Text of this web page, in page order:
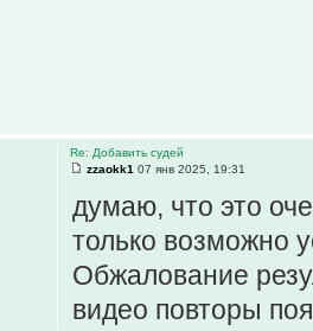
Re: Добавить судей
zzaokk1 07 янв 2025, 19:31
думаю, что это
только возможно
Обжалование
видео повторы